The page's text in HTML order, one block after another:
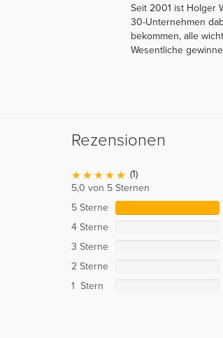
Seit 2001 ist Holger
30-Unternehmen
bekommen, alle
Wesentliche
Rezensionen
(1)
5,0 von 5 Sternen
5 Sterne
4 Sterne
3 Sterne
2 Sterne
1 Stern